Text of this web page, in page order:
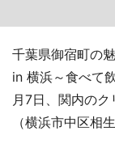
千葉県御宿町の
in 横浜～食べて
月7日、関内のク
（横浜市中区相